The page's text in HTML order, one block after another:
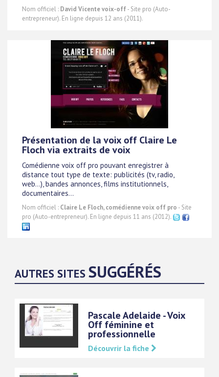
Nom officiel : David Vicente voix-off- Site pro (Auto-
entrepreneur). En ligne depuis 12 ans (2011).
Présentation de la voix off Claire Le
Floch via extraits de voix
Comédienne voix off pro pouvant enregistrer à
distance tout type de texte: publicités (tv, radio,
web...), bandes annonces, films institutionnels,
documentaires...
Nom officiel : Claire Le Floch, comédienne voix off pro - Site
pro (Auto-entrepreneur). En ligne depuis 11 ans (2012).
AUTRES SITES SUGGÉRÉS
Pascale Adelaide - Voix
Off féminine et
professionnelle
Découvrir la fiche